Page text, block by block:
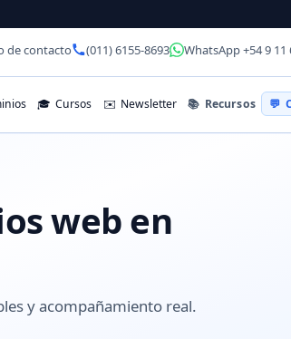
de contacto (011) 6155-8693 WhatsApp +54 9 11
🎓 Cursos ✉️ Newsletter 📚 Recursos 💬
web en
y acompañamiento real.